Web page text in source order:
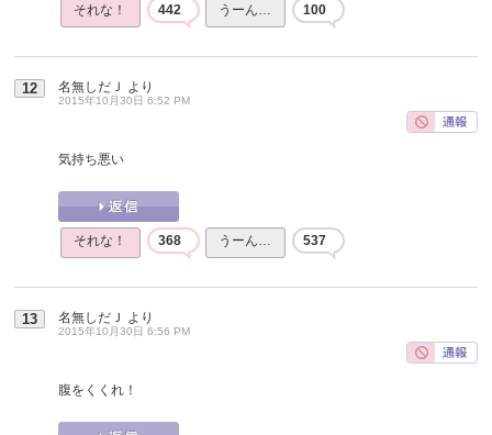
それな！ 442 うーん… 100
12 名無しだＪ より
2015年10月30日 6:52 PM
気持ち悪い
それな！ 368 うーん… 537
13 名無しだＪ より
2015年10月30日 6:56 PM
腹をくくれ！